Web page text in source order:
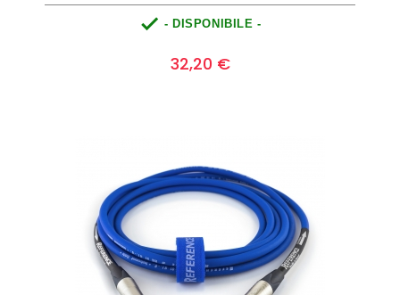
 - DISPONIBILE -
32,20 €